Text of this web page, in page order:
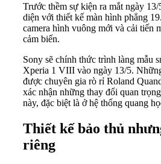
Trước thềm sự kiện ra mắt ngày
diện với thiết kế màn hình phẳng
camera hình vuông mới và cải tiến
cảm biến.
Sony sẽ chính thức trình làng mẫu
Xperia 1 VIII vào ngày 13/5.
được chuyên gia rò rỉ Roland
xác nhận những thay đổi quan
này, đặc biệt là ở hệ thống quang
Thiết kế bảo thủ
riêng